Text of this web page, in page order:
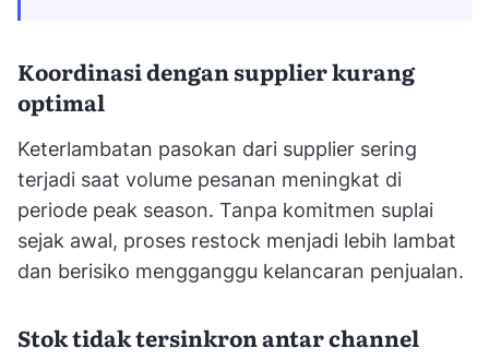
Koordinasi dengan supplier kurang
optimal
Keterlambatan pasokan dari supplier sering
terjadi saat volume pesanan meningkat di
periode peak season. Tanpa komitmen suplai
sejak awal, proses restock menjadi lebih lambat
dan berisiko mengganggu kelancaran penjualan.
Stok tidak tersinkron antar channel